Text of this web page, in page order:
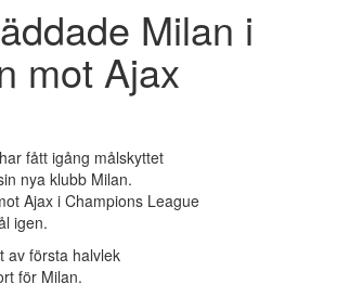
Milan i
mot Ajax
fått igång målskyttet
nya klubb Milan.
Ajax i Champions League
igen.
av första halvlek
för Milan.